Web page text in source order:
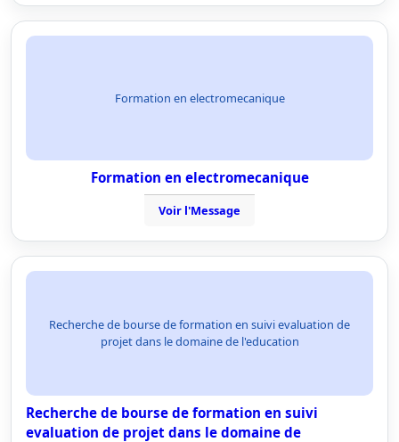
Formation en electromecanique
Formation en electromecanique
Voir l'Message
Recherche de bourse de formation en suivi evaluation de
projet dans le domaine de l'education
Recherche de bourse de formation en suivi
evaluation de projet dans le domaine de